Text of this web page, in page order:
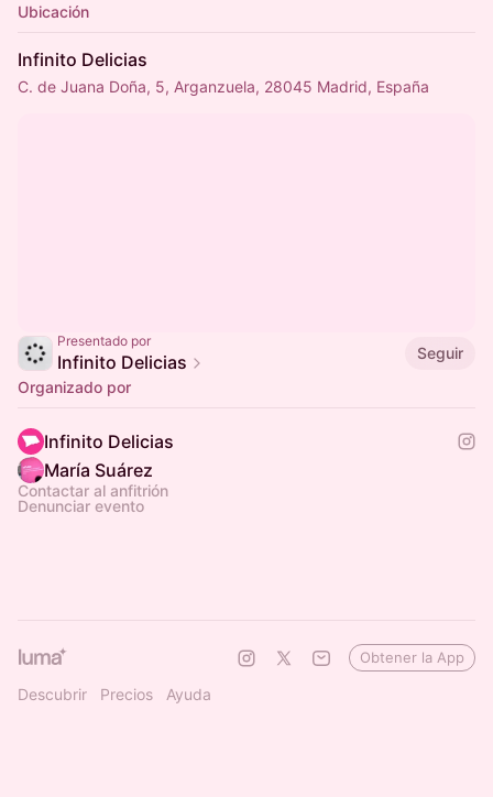
Ubicación
Infinito Delicias
C. de Juana Doña, 5, Arganzuela, 28045 Madrid, España
Presentado por
Infinito Delicias
Seguir
Organizado por
Infinito Delicias
María Suárez
Contactar al anfitrión
Denunciar evento
Descubrir Precios Ayuda
Obtener la App